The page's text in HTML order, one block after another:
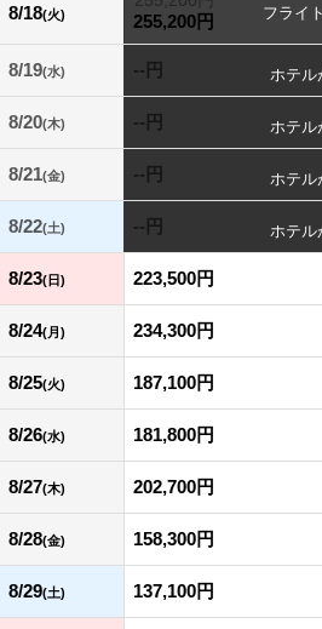
8/18(火) 255,200円
8/19(水) --円
8/20(木) --円
8/21(金) --円
8/22(土) --円
8/23(日) 223,500円
8/24(月) 234,300円
8/25(火) 187,100円
8/26(水) 181,800円
8/27(木) 202,700円
8/28(金) 158,300円
8/29(土) 137,100円